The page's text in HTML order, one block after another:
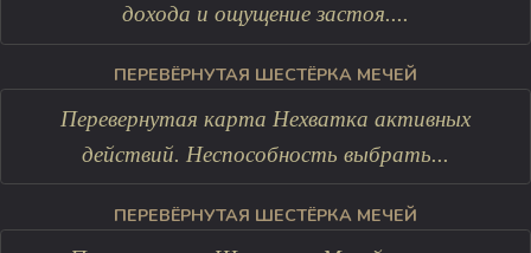
дохода и ощущение застоя....
ПЕРЕВЁРНУТАЯ ШЕСТЁРКА МЕЧЕЙ
Перевернутая карта Нехватка активных
действий. Неспособность выбрать...
ПЕРЕВЁРНУТАЯ ШЕСТЁРКА МЕЧЕЙ